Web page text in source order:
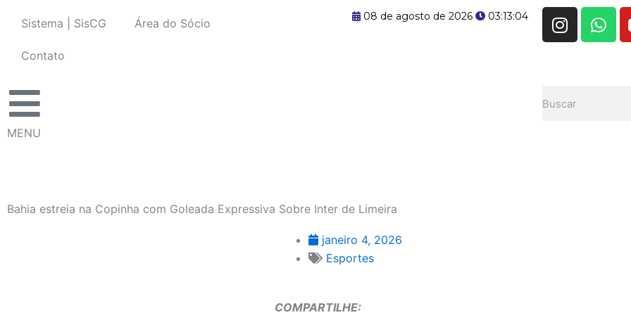
para
conteúdo
Sistema | SisCG Área do Sócio
Contato
08 de agosto de 2026 03:13:05
I
n
g
W
h
MENU
Bahia estreia na Copinha com Goleada Expressiva Sobre Inter de Limeira
janeiro 4, 2026
Esportes
COMPARTILHE: